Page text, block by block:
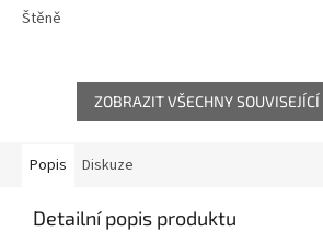
Štěně
ZOBRAZIT VŠECHNY SOUVISEJÍCÍ
Popis Diskuze
Detailní popis produktu